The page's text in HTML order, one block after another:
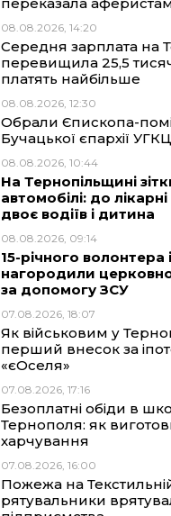
a
m
08.08.2026, 14:20
Середня зарплата на
перевищила 25,5
платять найбільше
08.08.2026, 12:30
Обрали Єпископа-
Бучацької єпархії УГКЦ
08.08.2026, 10:44
На Тернопільщині
автомобілі: до
двоє водіїв і дитина
08.08.2026, 09:14
15-річного волонтера
нагородили
за допомогу ЗСУ
07.08.2026, 18:07
Як військовим у
перший внесок за
«єОселя»
07.08.2026, 17:16
Безоплатні обіди в
Тернополя: як
харчування
07.08.2026, 16:00
Пожежа на
рятувальники